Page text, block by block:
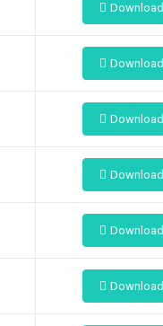
Download
Download
Download
Download
Download
Download